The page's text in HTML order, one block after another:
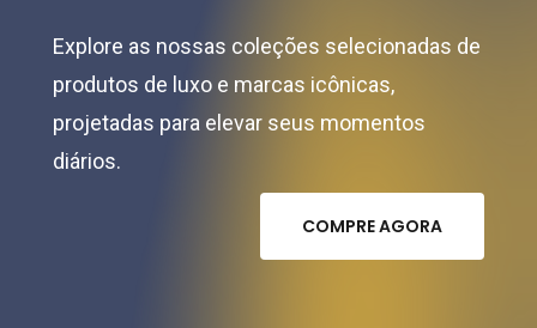
Explore as nossas coleções selecionadas de
produtos de luxo e marcas icônicas,
projetadas para elevar seus momentos
diários.
COMPREAGORA